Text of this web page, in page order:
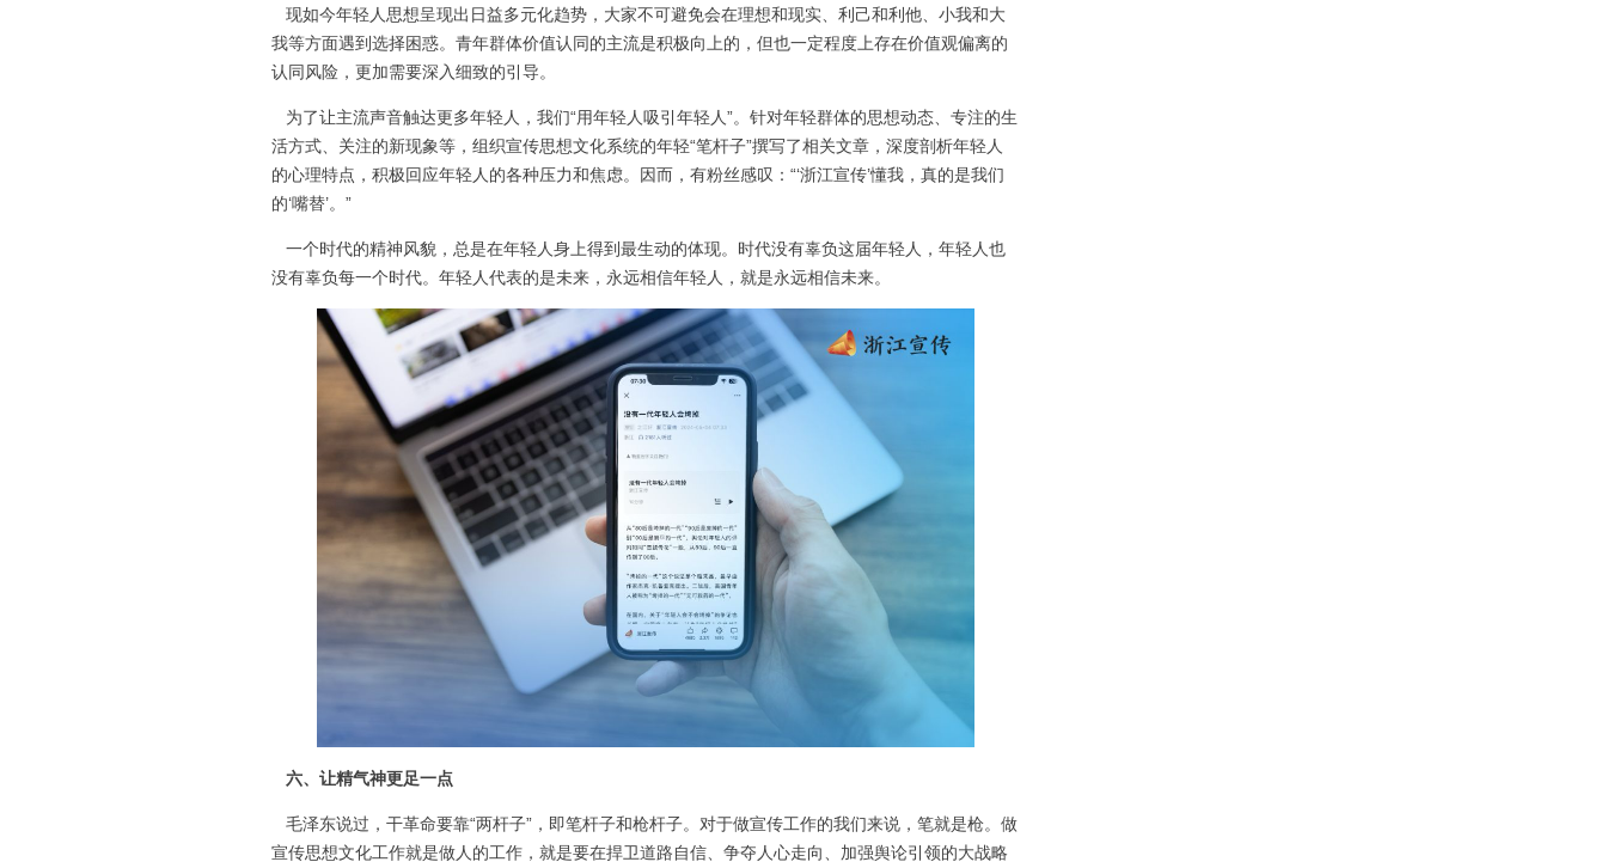
现如今年轻人思想呈现出日益多元化趋势，大家不可避免会在理想和现实、利己和利他、小我和大
我等方面遇到选择困惑。青年群体价值认同的主流是积极向上的，但也一定程度上存在价值观偏离的
认同风险，更加需要深入细致的引导。
为了让主流声音触达更多年轻人，我们“用年轻人吸引年轻人”。针对年轻群体的思想动态、专注的生
活方式、关注的新现象等，组织宣传思想文化系统的年轻“笔杆子”撰写了相关文章，深度剖析年轻人
的心理特点，积极回应年轻人的各种压力和焦虑。因而，有粉丝感叹：“‘浙江宣传’懂我，真的是我们
的‘嘴替’。”
一个时代的精神风貌，总是在年轻人身上得到最生动的体现。时代没有辜负这届年轻人，年轻人也
没有辜负每一个时代。年轻人代表的是未来，永远相信年轻人，就是永远相信未来。
六、让精气神更足一点
毛泽东说过，干革命要靠“两杆子”，即笔杆子和枪杆子。对于做宣传工作的我们来说，笔就是枪。做
宣传思想文化工作就是做人的工作，就是要在捍卫道路自信、争夺人心走向、加强舆论引领的大战略